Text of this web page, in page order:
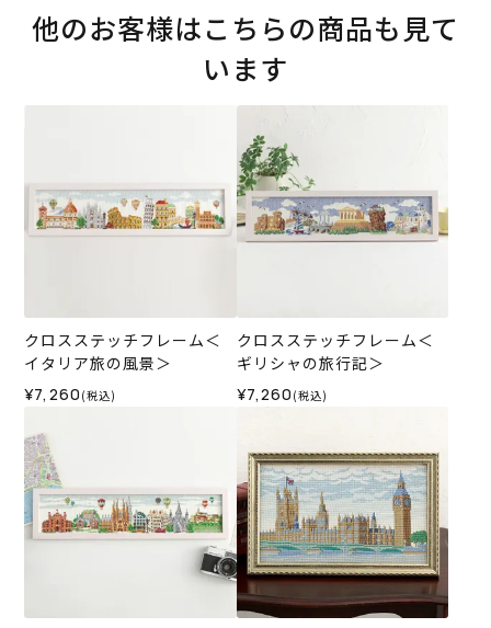
他のお客様はこちらの商品も見て
います
クロスステッチフレーム＜
イタリア旅の風景＞
¥7,260 (税込)
クロスステッチフレーム＜
ギリシャの旅行記＞
¥7,260 (税込)